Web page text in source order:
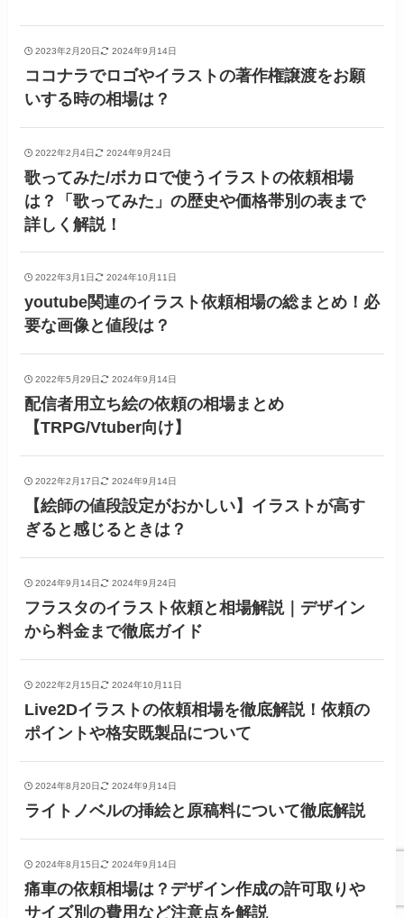
2023年2月20日 2024年9月14日
ココナラでロゴやイラストの著作権譲渡をお願
いする時の相場は？
2022年2月4日 2024年9月24日
歌ってみた/ボカロで使うイラストの依頼相場
は？「歌ってみた」の歴史や価格帯別の表まで
詳しく解説！
2022年3月1日 2024年10月11日
youtube関連のイラスト依頼相場の総まとめ！必
要な画像と値段は？
2022年5月29日 2024年9月14日
配信者用立ち絵の依頼の相場まとめ
【TRPG/Vtuber向け】
2022年2月17日 2024年9月14日
【絵師の値段設定がおかしい】イラストが高す
ぎると感じるときは？
2024年9月14日 2024年9月24日
フラスタのイラスト依頼と相場解説｜デザイン
から料金まで徹底ガイド
2022年2月15日 2024年10月11日
Live2Dイラストの依頼相場を徹底解説！依頼の
ポイントや格安既製品について
2024年8月20日 2024年9月14日
ライトノベルの挿絵と原稿料について徹底解説
2024年8月15日 2024年9月14日
痛車の依頼相場は？デザイン作成の許可取りや
サイズ別の費用など注意点を解説